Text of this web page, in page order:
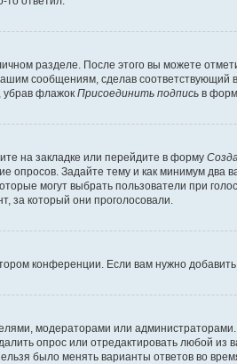
разделе. После этого вы можете
сообщениям, сделав
убрав флажок Присоединить подпись в
на закладке или перейдите в форму
Задайте тему и как минимум два
могут выбрать пользователи при
за который они проголосовали.
конференции. Если вам нужно
модераторами или
опрос или отредактировать любой
было менять варианты ответов во